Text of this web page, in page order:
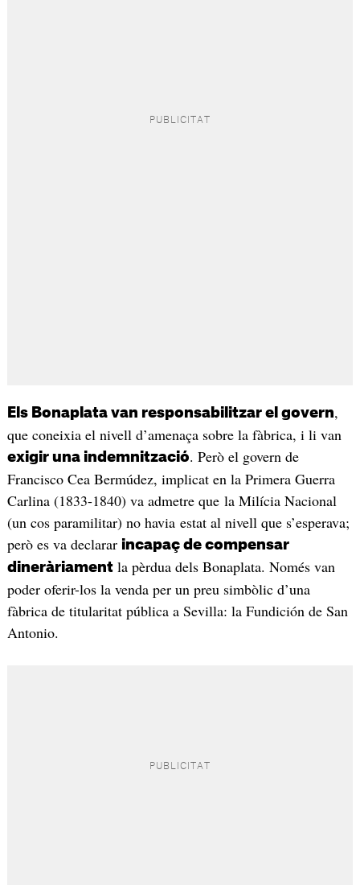
Els Bonaplata van responsabilitzar el govern,
que coneixia el nivell d’amenaça sobre la fàbrica, i li van
exigir una indemnització. Però el govern de
Francisco Cea Bermúdez, implicat en la Primera Guerra
Carlina (1833-1840) va admetre que la Milícia Nacional
(un cos paramilitar) no havia estat al nivell que s’esperava;
però es va declarar incapaç de compensar
dineràriamentla pèrdua dels Bonaplata. Només van
poder oferir-los la venda per un preu simbòlic d’una
fàbrica de titularitat pública a Sevilla: la Fundición de San
Antonio.